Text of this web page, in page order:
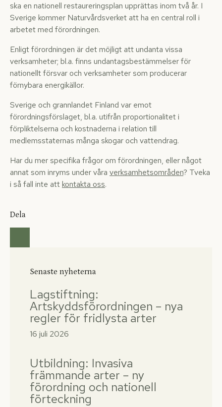
ska en nationell restaureringsplan upprättas inom två år. I
Sverige kommer Naturvårdsverket att ha en central roll i
arbetet med förordningen.
Enligt förordningen är det möjligt att undanta vissa
verksamheter; bl.a. finns undantagsbestämmelser för
nationellt försvar och verksamheter som producerar
förnybara energikällor.
Sverige och grannlandet Finland var emot
förordningsförslaget, bl.a. utifrån proportionalitet i
förpliktelserna och kostnaderna i relation till
medlemsstaternas många skogar och vattendrag.
Har du mer specifika frågor om förordningen, eller något
annat som inryms under våra verksamhetsområden? Tveka
i så fall inte attkontakta oss.
Dela
Senaste nyheterna
Lagstiftning:
Artskyddsförordningen – nya
regler för fridlysta arter
16 juli 2026
Utbildning: Invasiva
främmande arter – ny
förordning och nationell
förteckning